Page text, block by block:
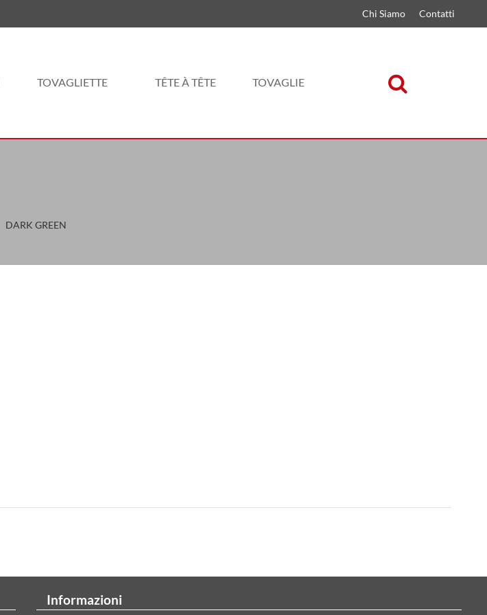
Chi Siamo Contatti
TOVAGLIETTE TÊTE À TÊTE TOVAGLIE
DARK GREEN
Informazioni